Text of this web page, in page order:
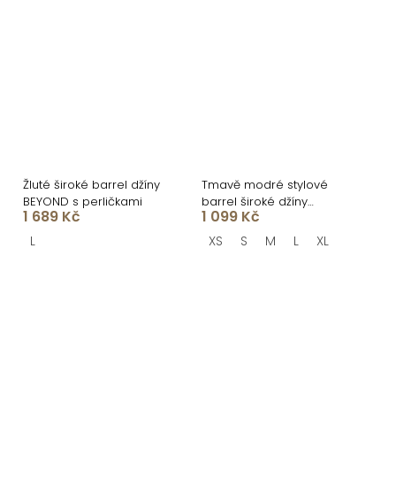
Žluté široké barrel džíny
BEYOND s perličkami
1 689 Kč
L
Tmavě modré stylové
barrel široké džíny
VANDIS
1 099 Kč
XS S M L XL